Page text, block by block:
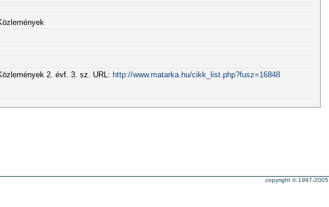
2. évf. 3. sz. URL: http://www.matarka.hu/cikk_list.php?fusz=16848
copyright © 1997-2005